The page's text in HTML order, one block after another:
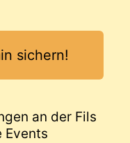
sichern!
an der Fils
Events